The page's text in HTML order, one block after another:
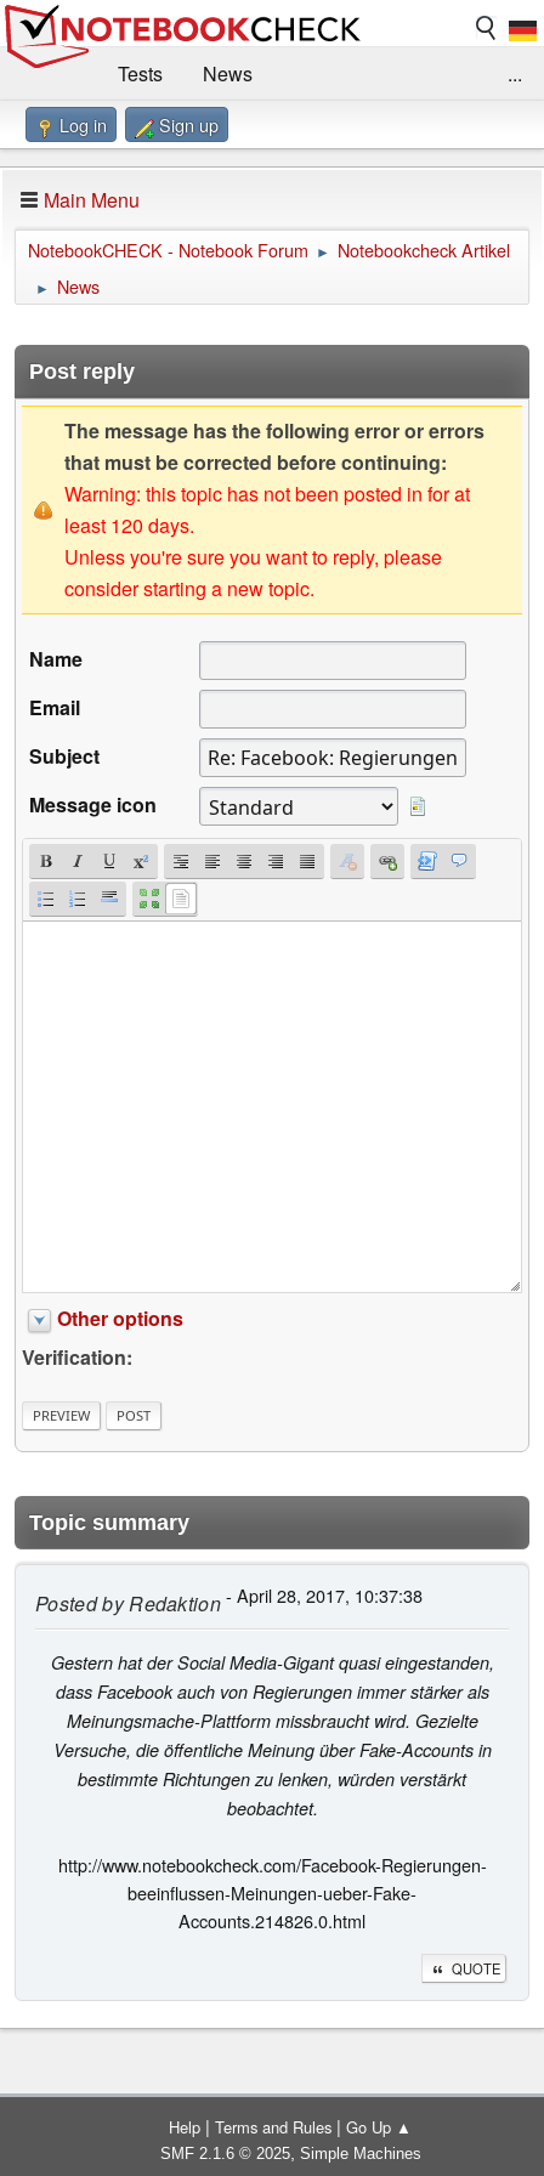
Tests
News
Benchmarks / Technik
Forum
Impressum
...
Log in Sign up
Main Menu
NotebookCHECK - Notebook Forum ► Notebookcheck Artikel
► News
Post reply
The message has the following error or errors
that must be corrected before continuing:
Warning: this topic has not been posted in for at
least 120 days.
Unless you're sure you want to reply, please
consider starting a new topic.
Name
Email
Subject
Message icon
Other options
Verification:
Topic summary
Posted byRedaktion- April 28, 2017, 10:37:38
Gestern hat der Social Media-Gigant quasi eingestanden,
dass Facebook auch von Regierungen immer stärker als
Meinungsmache-Plattform missbraucht wird. Gezielte
Versuche, die öffentliche Meinung über Fake-Accounts in
bestimmte Richtungen zu lenken, würden verstärkt
beobachtet.
http://www.notebookcheck.com/Facebook-Regierungen-
beeinflussen-Meinungen-ueber-Fake-
Accounts.214826.0.html
QUOTE
Help | Terms and Rules | Go Up ▲
SMF 2.1.6 © 2025, Simple Machines